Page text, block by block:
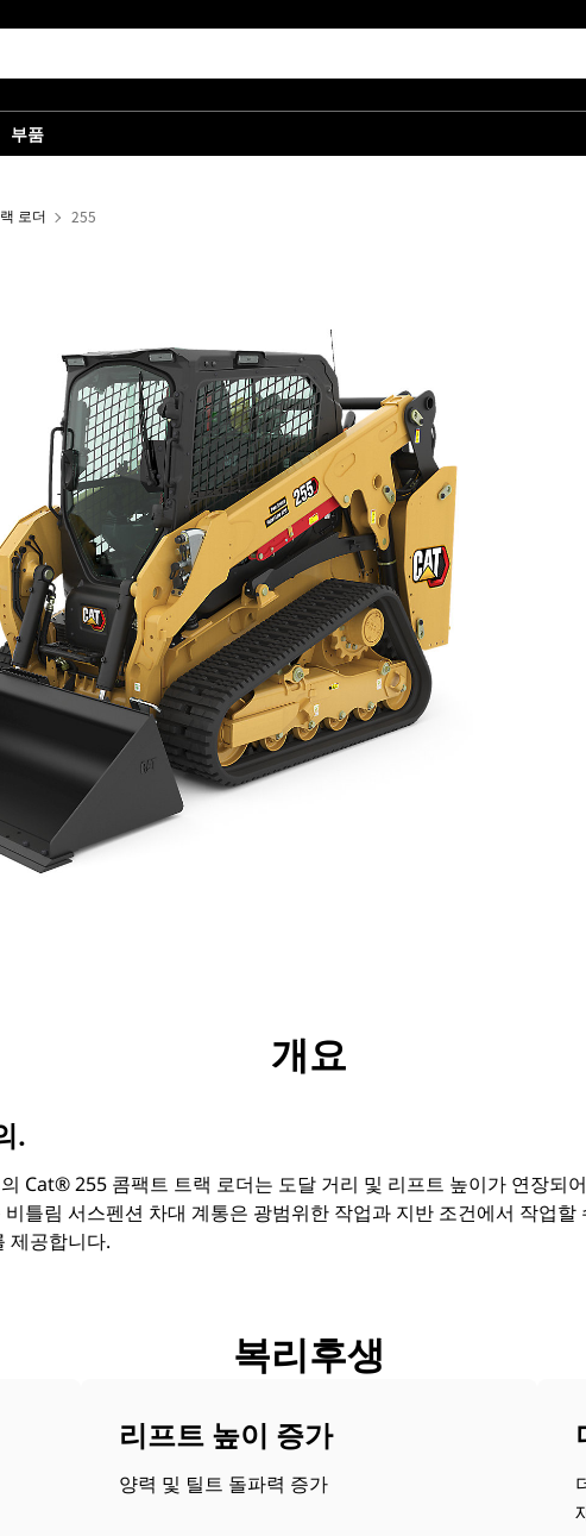
부품
로더 255
투어
개요
.
Cat® 255 콤팩트 트랙 로더는 도달 거리 및 리프트 높이가 연장되
틀림 서스펜션 차대 계통은 광범위한 작업과 지반 조건에서 작업할
제공합니다.
복리후생
리프트 높이 증가
양력 및 틸트 돌파력 증가